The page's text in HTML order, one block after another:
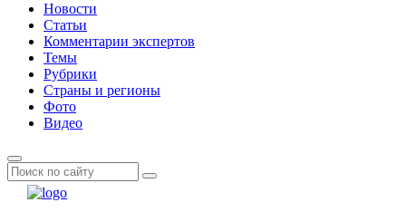
Новости
Статьи
Комментарии экспертов
Темы
Рубрики
Страны и регионы
Фото
Видео